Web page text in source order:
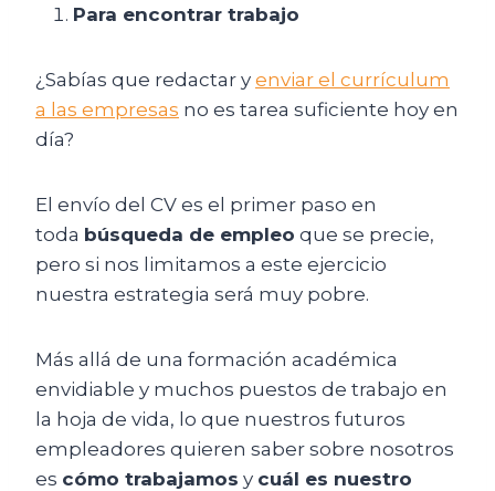
Para encontrar trabajo
¿Sabías que redactar y enviar el currículum
a las empresas no es tarea suficiente hoy en
día?
El envío del CV es el primer paso en
toda búsqueda de empleo que se precie,
pero si nos limitamos a este ejercicio
nuestra estrategia será muy pobre.
Más allá de una formación académica
envidiable y muchos puestos de trabajo en
la hoja de vida, lo que nuestros futuros
empleadores quieren saber sobre nosotros
es cómo trabajamos y cuál es nuestro